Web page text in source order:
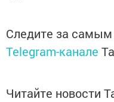
Следите за
Telegram-канале
Читайте новости